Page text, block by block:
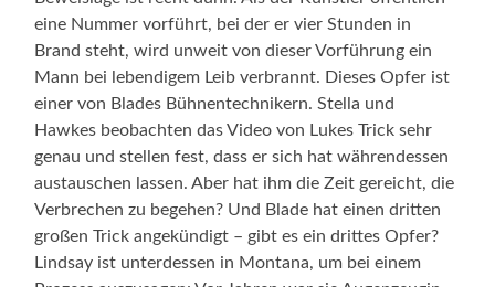
eine Nummer vorführt, bei der er vier Stunden in
Brand steht, wird unweit von dieser Vorführung ein
Mann bei lebendigem Leib verbrannt. Dieses Opfer ist
einer von Blades Bühnentechnikern. Stella und
Hawkes beobachten das Video von Lukes Trick sehr
genau und stellen fest, dass er sich hat währendessen
austauschen lassen. Aber hat ihm die Zeit gereicht, die
Verbrechen zu begehen? Und Blade hat einen dritten
großen Trick angekündigt – gibt es ein drittes Opfer?
Lindsay ist unterdessen in Montana, um bei einem